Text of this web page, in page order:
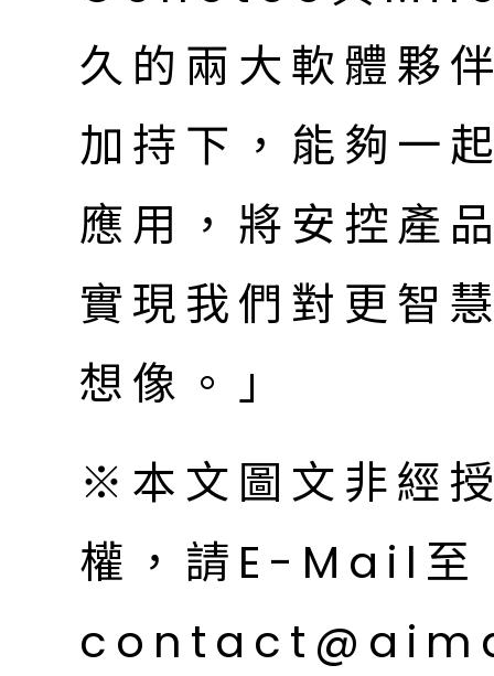
久的兩大軟體夥
加持下，能夠一
應用，將安控產
實現我們對更智
想像。」
※本文圖文非經
權，請E-Mail至